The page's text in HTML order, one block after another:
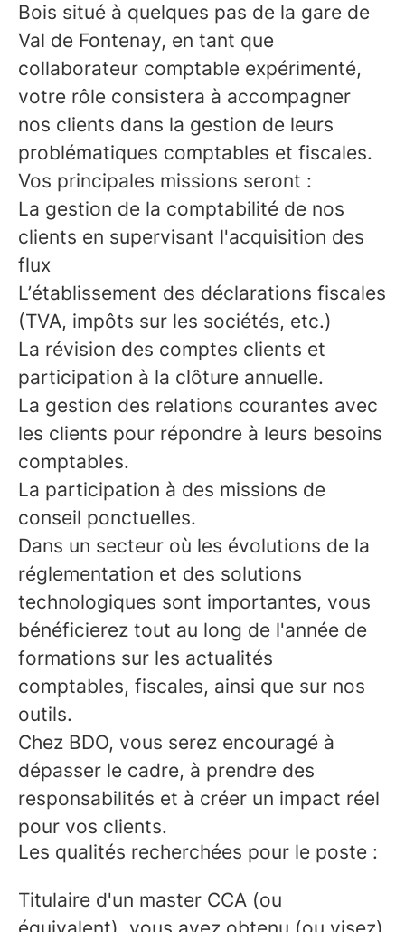
Bois situé à quelques pas de la gare de
Val de Fontenay, en tant que
collaborateur comptable expérimenté,
votre rôle consistera à accompagner
nos clients dans la gestion de leurs
problématiques comptables et fiscales.
Vos principales missions seront :
La gestion de la comptabilité de nos
clients en supervisant l'acquisition des
flux
L’établissement des déclarations fiscales
(TVA, impôts sur les sociétés, etc.)
La révision des comptes clients et
participation à la clôture annuelle.
La gestion des relations courantes avec
les clients pour répondre à leurs besoins
comptables.
La participation à des missions de
conseil ponctuelles.
Dans un secteur où les évolutions de la
réglementation et des solutions
technologiques sont importantes, vous
bénéficierez tout au long de l'année de
formations sur les actualités
comptables, fiscales, ainsi que sur nos
outils.
Chez BDO, vous serez encouragé à
dépasser le cadre, à prendre des
responsabilités et à créer un impact réel
pour vos clients.
Les qualités recherchées pour le poste :
Titulaire d'un master CCA (ou